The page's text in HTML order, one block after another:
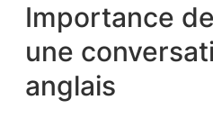
Importance
une
anglais